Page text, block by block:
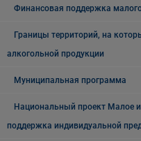
Финансовая поддержка
Границы территорий, на
алкогольной продукции
Муниципальная программа
Национальный проект Малое
поддержка индивидуальной